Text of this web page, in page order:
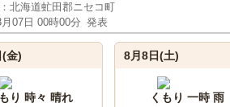
北海道虻田郡ニセコ町
07日 00時00分 発表
金)
り 時々 晴れ
8月8日(土)
くもり 一時 雨